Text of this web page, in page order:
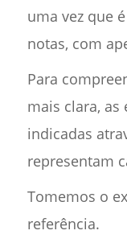
uma vez que
notas, com
Para
mais clara, as
indicadas
representam
Tomemos o
referência.